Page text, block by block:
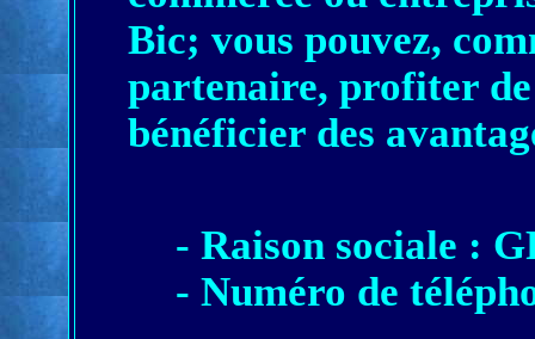
Bic; vous pouvez,
partenaire, profiter
bénéficier des
- Raison sociale :
- Numéro de